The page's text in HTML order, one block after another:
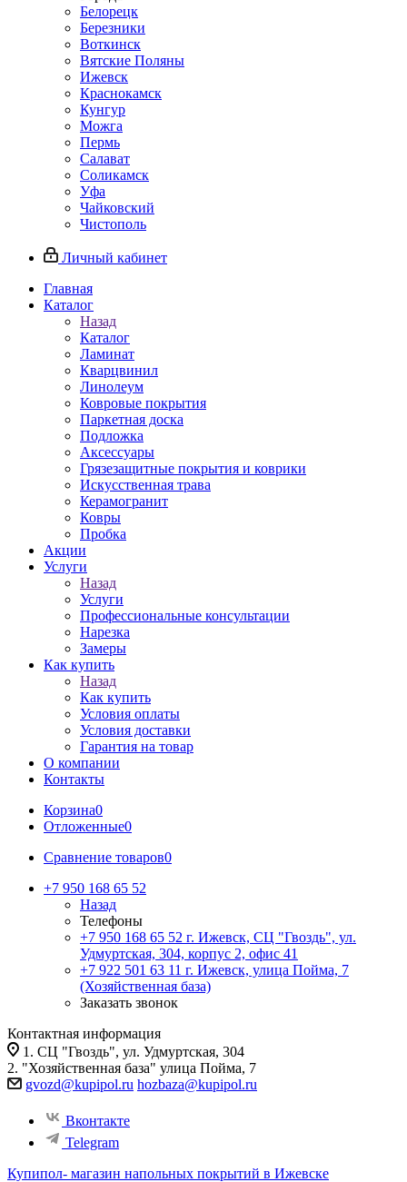
Белорецк
Березники
Воткинск
Вятские Поляны
Ижевск
Краснокамск
Кунгур
Можга
Пермь
Салават
Соликамск
Уфа
Чайковский
Чистополь
Личный кабинет
Главная
Каталог
Назад
Каталог
Ламинат
Кварцвинил
Линолеум
Ковровые покрытия
Паркетная доска
Подложка
Аксессуары
Грязезащитные покрытия и коврики
Искусственная трава
Керамогранит
Ковры
Пробка
Акции
Услуги
Назад
Услуги
Профессиональные консультации
Нарезка
Замеры
Как купить
Назад
Как купить
Условия оплаты
Условия доставки
Гарантия на товар
О компании
Контакты
Корзина0
Отложенные0
Сравнение товаров0
+7 950 168 65 52
Назад
Телефоны
+7 950 168 65 52 г. Ижевск, СЦ "Гвоздь", ул.
Удмуртская, 304, корпус 2, офис 41
+7 922 501 63 11 г. Ижевск, улица Пойма, 7
(Хозяйственная база)
Заказать звонок
Контактная информация
1. СЦ "Гвоздь", ул. Удмуртская, 304
2. "Хозяйственная база" улица Пойма, 7
gvozd@kupipol.ru hozbaza@kupipol.ru
Вконтакте
Telegram
Купипол- магазин напольных покрытий в Ижевске